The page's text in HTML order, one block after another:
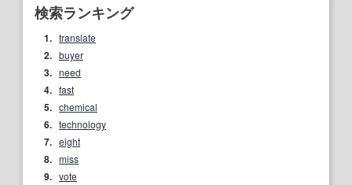
検索ランキング
1. translate
2. buyer
3. need
4. fast
5. chemical
6. technology
7. eight
8. miss
9. vote